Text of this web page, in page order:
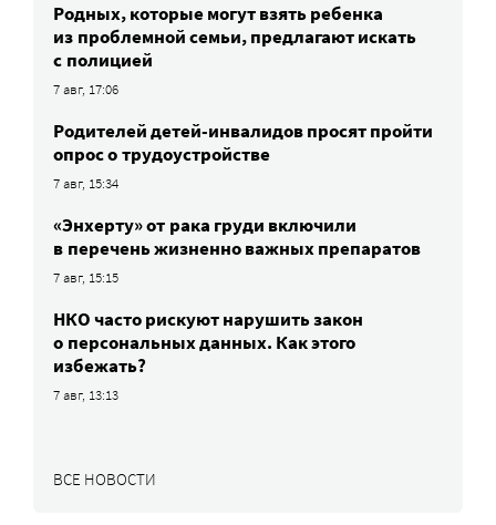
Родных, которые могут взять ребенка
из проблемной семьи, предлагают искать
с полицией
7 авг, 17:06
Родителей детей-инвалидов просят пройти
опрос о трудоустройстве
7 авг, 15:34
«Энхерту» от рака груди включили
в перечень жизненно важных препаратов
7 авг, 15:15
НКО часто рискуют нарушить закон
о персональных данных. Как этого
избежать?
7 авг, 13:13
ВСЕ НОВОСТИ